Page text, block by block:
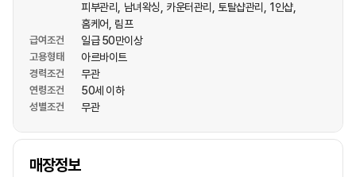
피부관리
남녀왁싱 카운터관리 토탈샵관리
1인샵
홈케어
림프
급여조건 일급 50만이상
고용형태 아르바이트
경력조건 무관
연령조건 50세 이하
성별조건 무관
매장정보
상호명